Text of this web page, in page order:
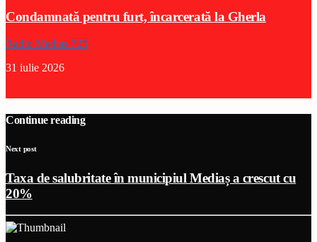
Condamnată pentru furt, încarcerată la Gherla
Radio Medias 725
31 iulie 2026
Continue reading
Next post
Taxa de salubritate în municipiul Mediaș a crescut cu
20%